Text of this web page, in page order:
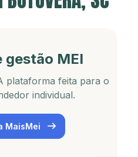
gestão MEI
plataforma feita para o
individual.
MaisMei